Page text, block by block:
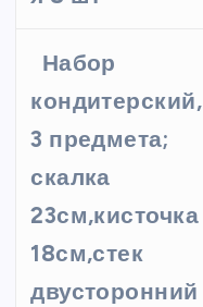
Набор
кондитерский,
3 предмета;
скалка
23см,кисточка
18см,стек
двусторонний